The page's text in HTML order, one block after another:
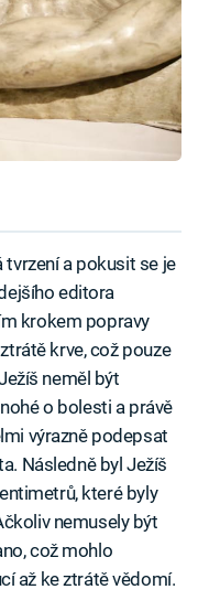
a pokusit se je
editora
krokem popravy
krve, což pouze
neměl být
o bolesti a právě
výrazně podepsat
Následně byl Ježíš
které byly
nemusely být
což mohlo
až ke ztrátě vědomí.